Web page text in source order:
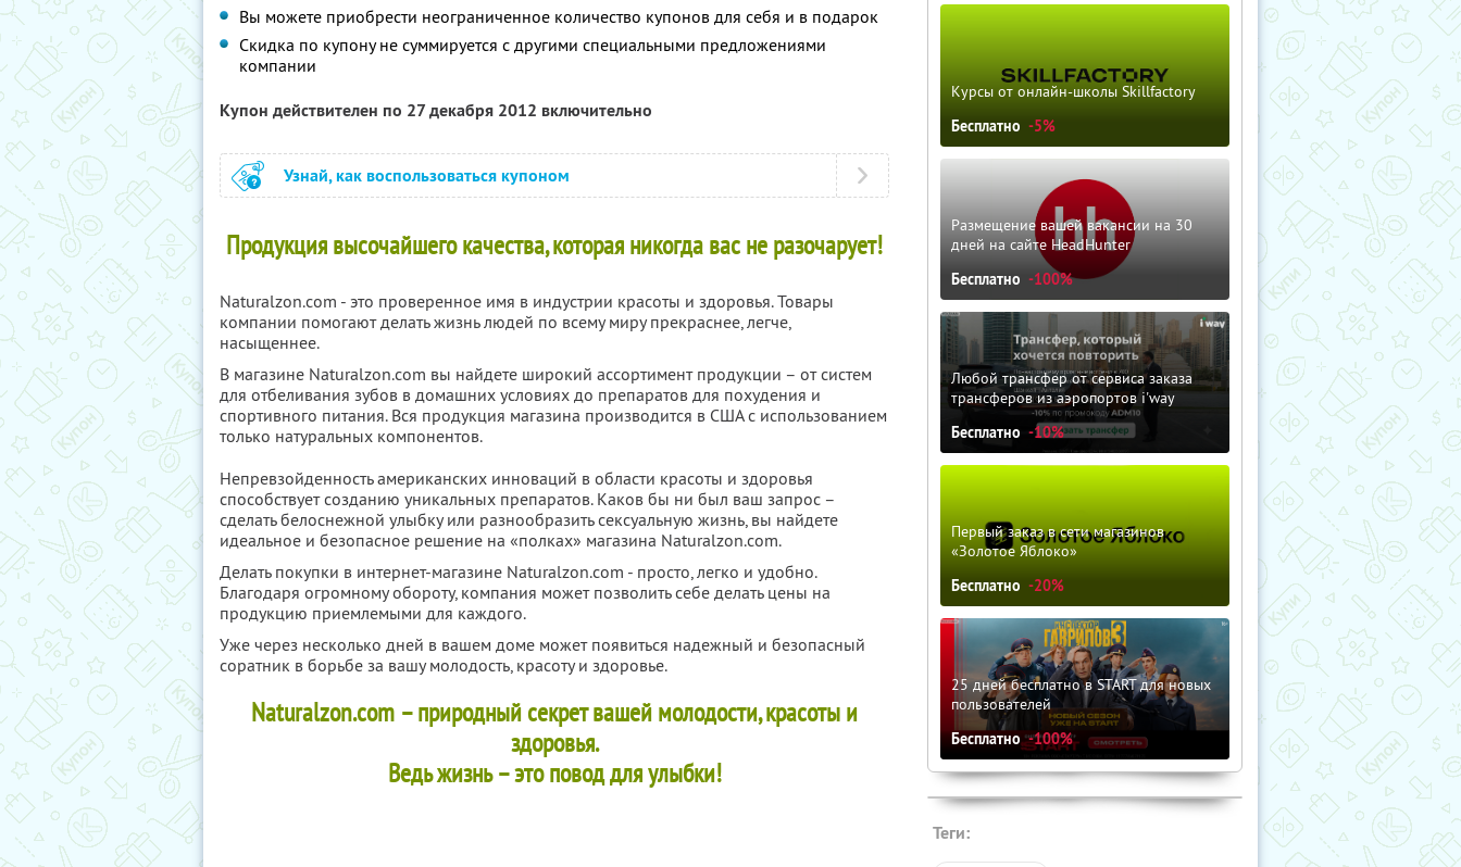
Вы можете приобрести неограниченное количество купонов для себя и в подарок
Скидка по купону не суммируется с другими специальными предложениями
компании
Купон действителен по 27 декабря 2012 включительно
Узнай, как воспользоваться купоном
Продукция высочайшего качества, которая никогда вас не разочарует!
Naturalzon.com - это проверенное имя в индустрии красоты и здоровья. Товары
компании помогают делать жизнь людей по всему миру прекраснее, легче,
насыщеннее.
В магазине Naturalzon.com вы найдете широкий ассортимент продукции – от систем
для отбеливания зубов в домашних условиях до препаратов для похудения и
спортивного питания. Вся продукция магазина производится в США с использованием
только натуральных компонентов.
Непревзойденность американских инноваций в области красоты и здоровья
способствует созданию уникальных препаратов. Каков бы ни был ваш запрос –
сделать белоснежной улыбку или разнообразить сексуальную жизнь, вы найдете
идеальное и безопасное решение на «полках» магазина Naturalzon.com.
Делать покупки в интернет-магазине Naturalzon.com - просто, легко и удобно.
Благодаря огромному обороту, компания может позволить себе делать цены на
продукцию приемлемыми для каждого.
Уже через несколько дней в вашем доме может появиться надежный и безопасный
соратник в борьбе за вашу молодость, красоту и здоровье.
Naturalzon.com – природный секрет вашей молодости, красоты и
здоровья.
Ведь жизнь – это повод для улыбки!
Курсы от онлайн-школы Skillfactory
Бесплатно -5%
Размещение вашей вакансии на 30
дней на сайте HeadHunter
Бесплатно -100%
Любой трансфер от сервиса заказа
трансферов из аэропортов i'way
Бесплатно -10%
Первый заказ в сети магазинов
«Золотое Яблоко»
Бесплатно -20%
25 дней бесплатно в START для новых
пользователей
Бесплатно -100%
Теги: